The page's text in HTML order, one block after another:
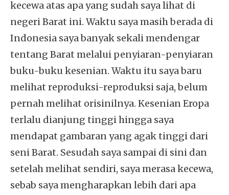
kecewa atas apa yang sudah saya lihat di
negeri Barat ini. Waktu saya masih berada di
Indonesia saya banyak sekali mendengar
tentang Barat melalui penyiaran-penyiaran
buku-buku kesenian. Waktu itu saya baru
melihat reproduksi-reproduksi saja, belum
pernah melihat orisinilnya. Kesenian Eropa
terlalu dianjung tinggi hingga saya
mendapat gambaran yang agak tinggi dari
seni Barat. Sesudah saya sampai di sini dan
setelah melihat sendiri, saya merasa kecewa,
sebab saya mengharapkan lebih dari apa